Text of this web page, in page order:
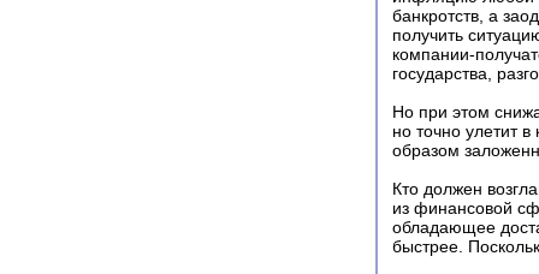
банкротств, а
получить
компании-
государства,
Но при этом
но точно улетит
образом
Кто должен
из финансовой
обладающее
быстрее.